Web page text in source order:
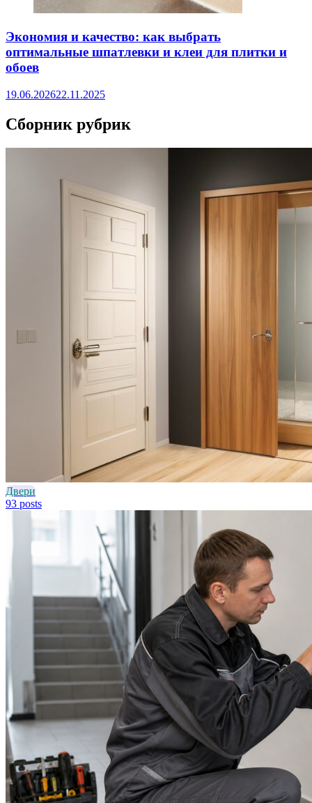
Экономия и качество: как выбрать
оптимальные шпатлевки и клеи для плитки и
обоев
19.06.202622.11.2025
Сборник рубрик
Двери
93 posts